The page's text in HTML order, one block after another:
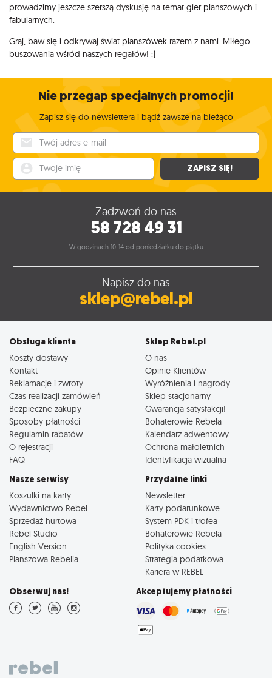
prowadzimy jeszcze szerszą dyskusję na temat gier planszowych i
fabularnych.
Graj, baw się i odkrywaj świat planszówek razem z nami. Miłego
buszowania wśród naszych regałów! :)
Nie przegap specjalnych promocji!
Zapisz się do newslettera i bądź zawsze na bieżąco
ZAPISZ SIĘ!
Zadzwoń do nas
58 728 49 31
W godzinach 10-14 od poniedziałku do piątku
Napisz do nas
sklep@rebel.pl
Obsługa klienta
Koszty dostawy
Kontakt
Reklamacje i zwroty
Czas realizacji zamówień
Bezpieczne zakupy
Sposoby płatności
Regulamin rabatów
O rejestracji
FAQ
Sklep Rebel.pl
O nas
Opinie Klientów
Wyróżnienia i nagrody
Sklep stacjonarny
Gwarancja satysfakcji!
Bohaterowie Rebela
Kalendarz adwentowy
Ochrona małoletnich
Identyfikacja wizualna
Nasze serwisy
Koszulki na karty
Wydawnictwo Rebel
Sprzedaż hurtowa
Rebel Studio
English Version
Planszowa Rebelia
Przydatne linki
Newsletter
Karty podarunkowe
System PDK i trofea
Bohaterowie Rebela
Polityka cookies
Strategia podatkowa
Kariera w REBEL
Obserwuj nas! Akceptujemy płatności